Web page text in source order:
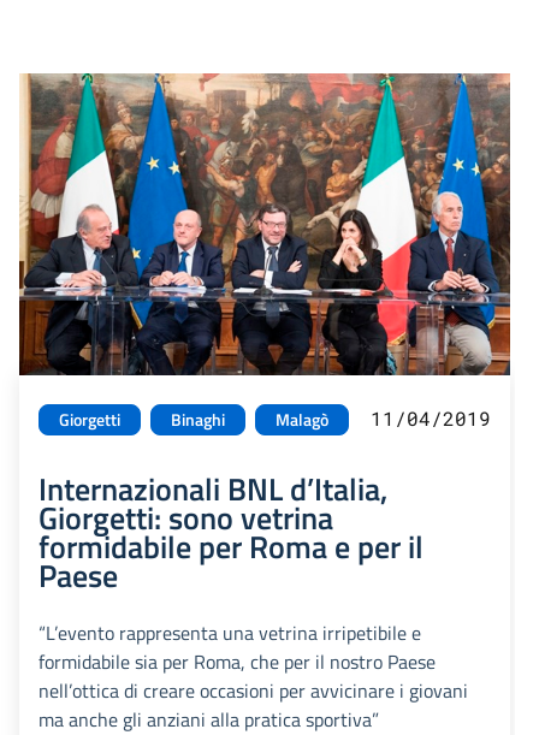
Giorgetti Binaghi Malagò 11/04/2019
Internazionali BNL d’Italia,
Giorgetti: sono vetrina
formidabile per Roma e per il
Paese
“L’evento rappresenta una vetrina irripetibile e
formidabile sia per Roma, che per il nostro Paese
nell’ottica di creare occasioni per avvicinare i giovani
ma anche gli anziani alla pratica sportiva”